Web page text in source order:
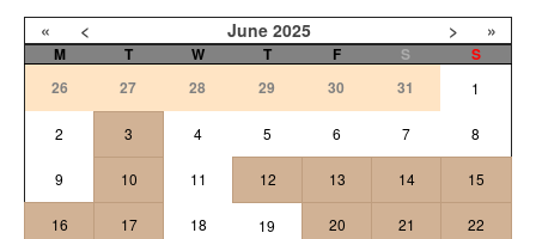
« < June 2025 > »
M T W T F S
S
26
27 28 29 30 31 1
2 3 4 5 6 7 8
9 10 11 12 13 14 15
16 17 18 19 20 21 22